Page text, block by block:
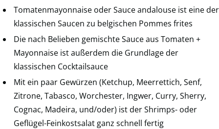
Tomatenmayonnaise oder Sauce andalouse ist eine der
klassischen Saucen zu belgischen Pommes frites
Die nach Belieben gemischte Sauce aus Tomaten +
Mayonnaise ist außerdem die Grundlage der
klassischen Cocktailsauce
Mit ein paar Gewürzen (Ketchup, Meerrettich, Senf,
Zitrone, Tabasco, Worchester, Ingwer, Curry, Sherry,
Cognac, Madeira, und/oder) ist der Shrimps- oder
Geflügel-Feinkostsalat ganz schnell fertig